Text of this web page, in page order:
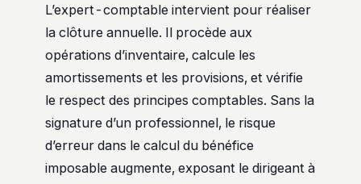
L’expert-comptable intervient pour réaliser
la clôture annuelle. Il procède aux
opérations d’inventaire, calcule les
amortissements et les provisions, et vérifie
le respect des principes comptables. Sans la
signature d’un professionnel, le risque
d’erreur dans le calcul du bénéfice
imposable augmente, exposant le dirigeant à